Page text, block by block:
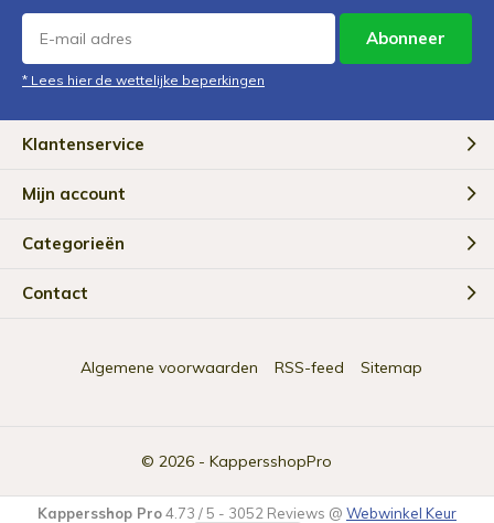
Abonneer
* Lees hier de wettelijke beperkingen
Klantenservice
Mijn account
Categorieën
Contact
© 2026 - KappersshopPro
Algemene voorwaarden RSS-feed Sitemap
Kappersshop Pro4.73 /5 - 3052 Reviews @ Webwinkel Keur